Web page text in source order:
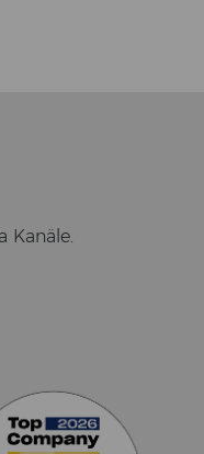
Ka­nä­le.